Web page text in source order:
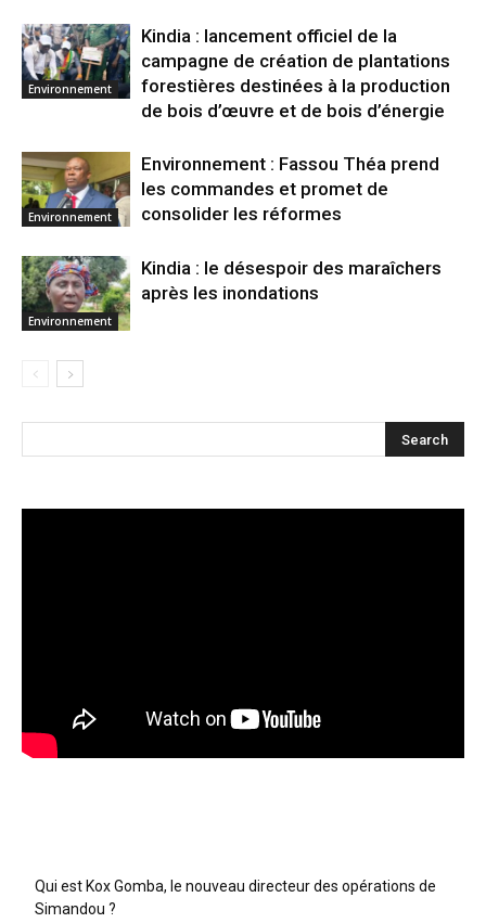
Environnement
Kindia : lancement officiel de la
campagne de création de plantations
forestières destinées à la production
de bois d’œuvre et de bois d’énergie
Environnement
Environnement : Fassou Théa prend
les commandes et promet de
consolider les réformes
Environnement
Kindia : le désespoir des maraîchers
après les inondations
Qui est Kox Gomba, le nouveau directeur des opérations de
Simandou ?